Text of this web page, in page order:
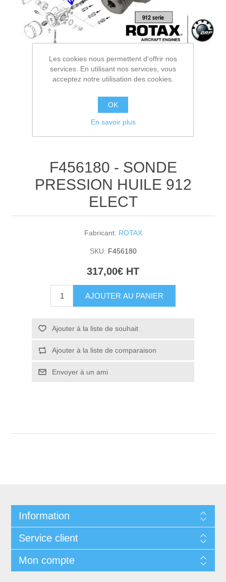
F456180 - SONDE
PRESSION HUILE 912
ELECT
Fabricant: ROTAX
SKU: F456180
317,00€ HT
AJOUTER AU PANIER
Ajouter à la liste de souhait
Ajouter à la liste de comparaison
Envoyer à un ami
Information
Service client
Mon compte
Les cookies nous permettent d'offrir nos
services. En utilisant nos services, vous
acceptez notre utilisation des cookies.
OK
En savoir plus